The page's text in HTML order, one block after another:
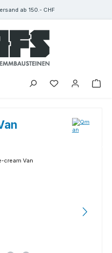
ab 150.- CHF
Du hast 0